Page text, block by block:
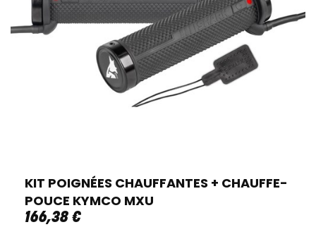
KIT POIGNÉES CHAUFFANTES + CHAUFFE-
POUCE KYMCO MXU
166,38 €